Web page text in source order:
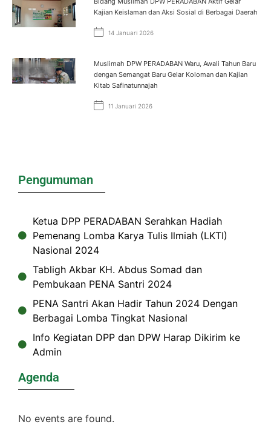
Kajian Keislaman dan Aksi Sosial di Berbagai Daerah
14 Januari 2026
Muslimah DPW PERADABAN Waru, Awali Tahun Baru
dengan Semangat Baru Gelar Koloman dan Kajian
Kitab Safinatunnajah
11 Januari 2026
Pengumuman
Ketua DPP PERADABAN Serahkan Hadiah
Pemenang Lomba Karya Tulis Ilmiah (LKTI)
Nasional 2024
Tabligh Akbar KH. Abdus Somad dan
Pembukaan PENA Santri 2024
PENA Santri Akan Hadir Tahun 2024 Dengan
Berbagai Lomba Tingkat Nasional
Info Kegiatan DPP dan DPW Harap Dikirim ke
Admin
Agenda
No events are found.